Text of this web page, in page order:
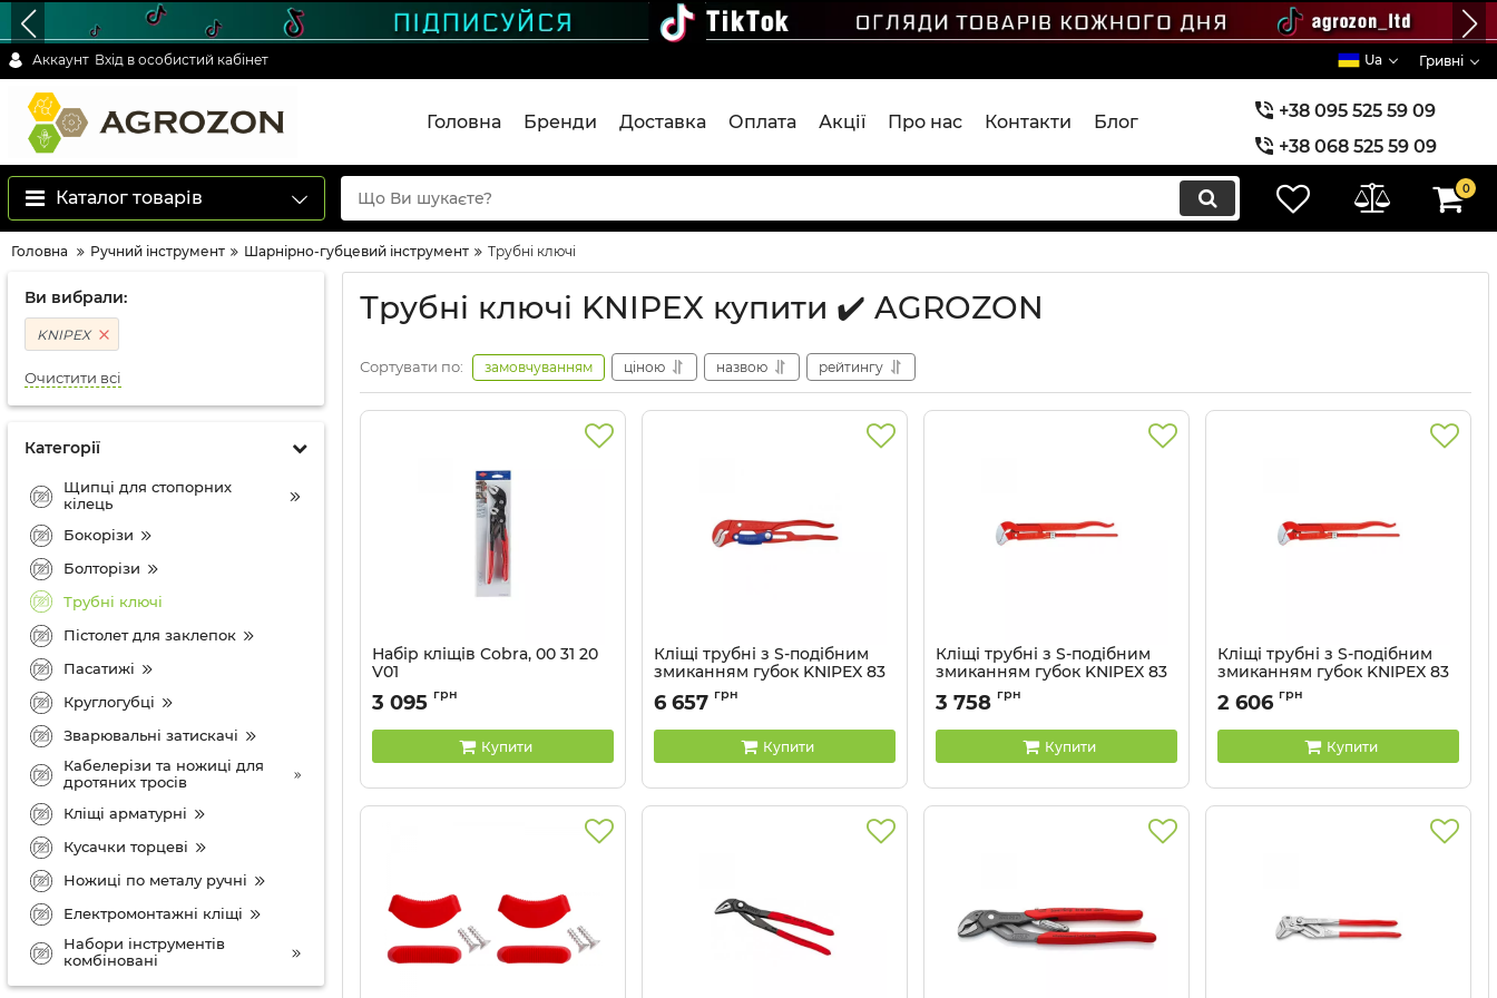
Аккаунт Вхід в особистий кабінет Ua Гривні
Головна Бренди Доставка Оплата Акції Про нас Контакти Блог
+38 095 525 59 09
+38 068 525 59 09
+38 073 525 59 09
Каталог товарів 0
Головна Ручний інструмент Шарнірно-губцевий інструмент Трубні ключі
Ви вибрали:
KNIPEX
Очистити всі
Категорії
Щипці для стопорних
кілець
Бокорізи
Болторізи
Трубні ключі
Пістолет для заклепок
Пасатижі
Круглогубці
Зварювальні затискачі
Кабелерізи та ножиці для
дротяних тросів
Кліщі арматурні
Кусачки торцеві
Ножиці по металу ручні
Електромонтажні кліщі
Набори інструментів
комбіновані
Трубні ключі KNIPEX купити ✔️ AGROZON
Сортувати по: замовчуванням ціною назвою рейтингу
Набір кліщів Cobra, 00 31 20
V01
Артикул: 00 31 20 V01
3 095 грн
Купити
Кліщі трубні з S-подібним
змиканням губок KNIPEX 83
Артикул:
6 657 грн
Купити
Кліщі трубні з S-подібним
змиканням губок KNIPEX 83
Артикул:
3 758 грн
Купити
Кліщі трубні з S-подібним
змиканням губок KNIPEX 83
Артикул:
2 606 грн
Купити